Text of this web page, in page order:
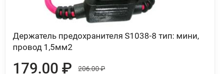
Держатель предохранителя S1038-8 тип: мини,
провод 1,5мм2
179.00 ₽ 206.00 ₽